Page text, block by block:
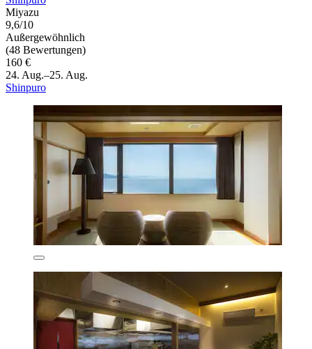
Miyazu
9,6/10
Außergewöhnlich
(48 Bewertungen)
160 €
24. Aug.–25. Aug.
Shinpuro